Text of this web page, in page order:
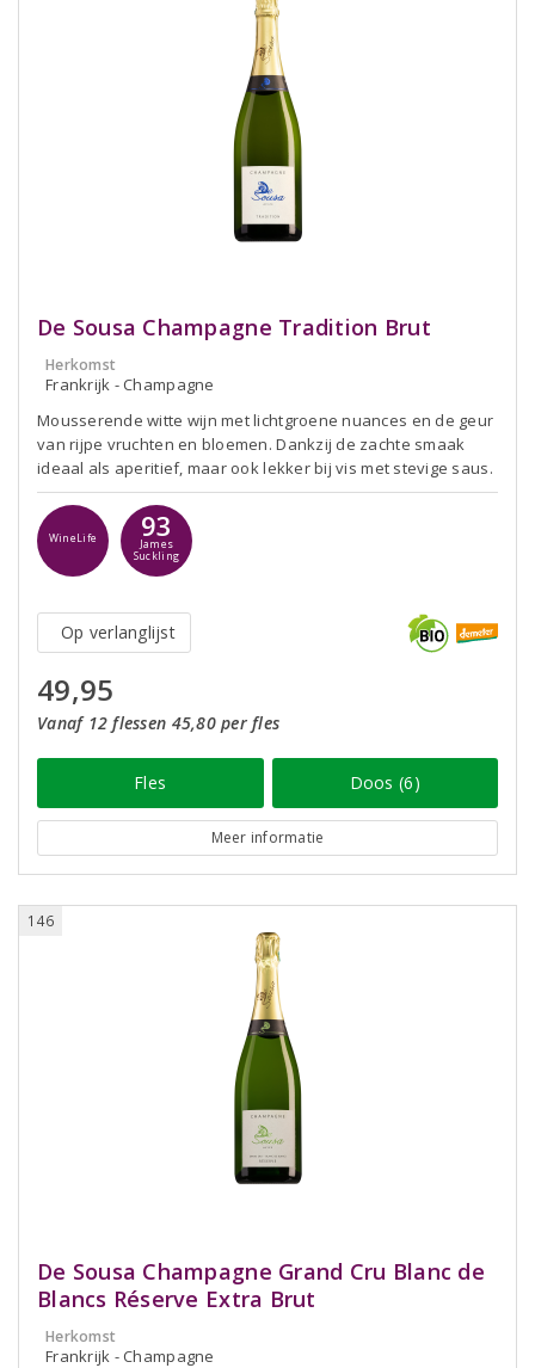
De Sousa Champagne Tradition Brut
Herkomst
Frankrijk - Champagne
Mousserende witte wijn met lichtgroene nuances en de geur
van rijpe vruchten en bloemen. Dankzij de zachte smaak
ideaal als aperitief, maar ook lekker bij vis met stevige saus.
WineLife 93
James
Suckling
Op verlanglijst
49,95
Vanaf 12 flessen 45,80 per fles
Fles Doos (6)
Meer informatie
146
De Sousa Champagne Grand Cru Blanc de
Blancs Réserve Extra Brut
Herkomst
Frankrijk - Champagne